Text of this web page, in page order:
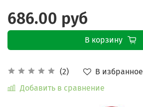
(2)
В избранное
Добавить в сравнение
686.00 руб
В корзину